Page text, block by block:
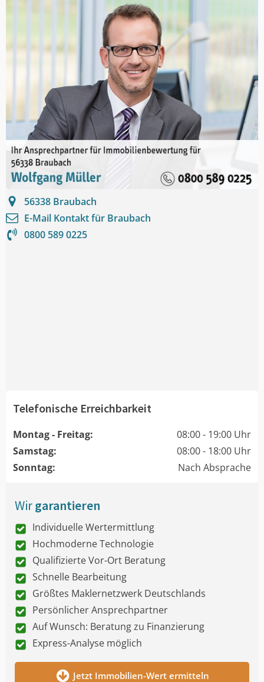
56338 Braubach
E-Mail Kontakt für Braubach
0800 589 0225
Telefonische Erreichbarkeit
Montag - Freitag:
08:00 - 19:00 Uhr
Samstag:
08:00 - 18:00 Uhr
Sonntag:
Nach Absprache
Wirgarantieren
Individuelle Wertermittlung
Hochmoderne Technologie
Qualifizierte Vor-Ort Beratung
Schnelle Bearbeitung
Größtes Maklernetzwerk Deutschlands
Persönlicher Ansprechpartner
Auf Wunsch: Beratung zu Finanzierung
Express-Analyse möglich
Jetzt Immobilien-Wert ermitteln